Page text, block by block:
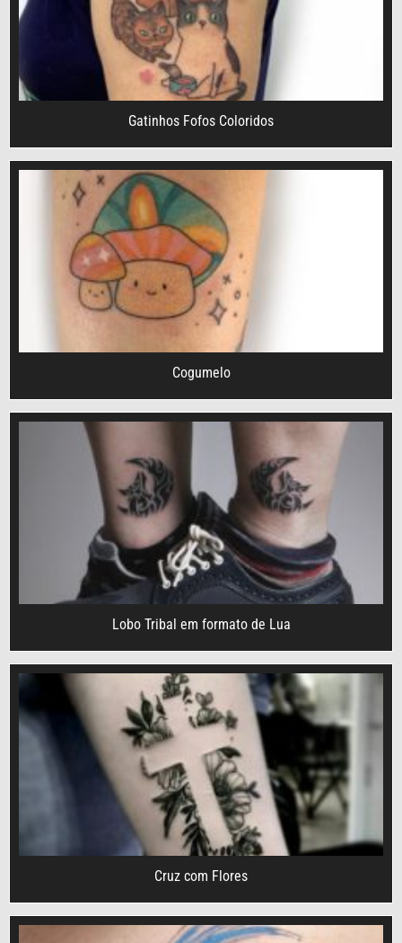
Gatinhos Fofos Coloridos
Cogumelo
Lobo Tribal em formato de Lua
Cruz com Flores